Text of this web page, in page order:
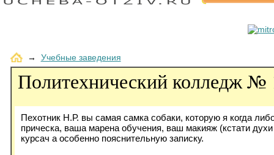
→ Учебные заведения
Политехнический колледж №
Пехотник Н.Р. вы самая самка собаки, которую я когда
прическа, ваша марена обучения, ваш макияж (кстати
курсач а особенно пояснительную записку.